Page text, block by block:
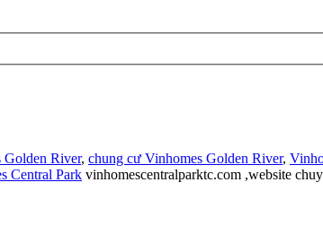
Golden River, chung cư Vinhomes Golden River,
Central Park vinhomescentralparktc.com ,website